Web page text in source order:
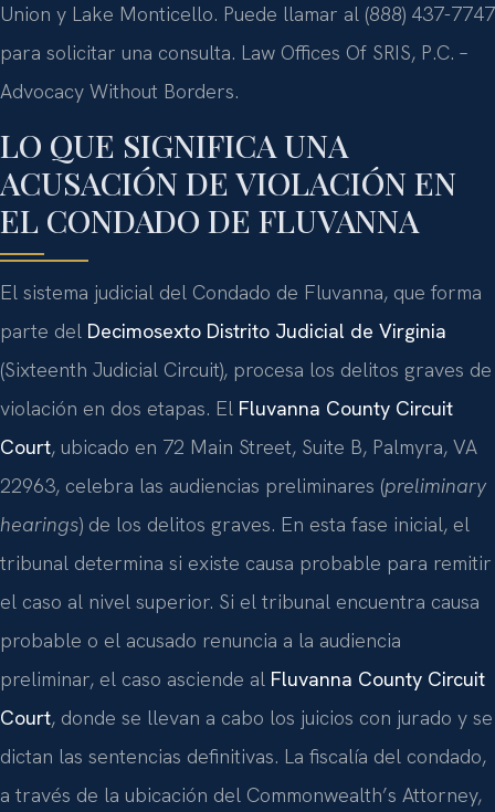
Union y Lake Monticello. Puede llamar al (888) 437-7747
para solicitar una consulta. Law Offices Of SRIS, P.C. –
Advocacy Without Borders.
LO QUE SIGNIFICA UNA
ACUSACIÓN DE VIOLACIÓN EN
EL CONDADO DE FLUVANNA
El sistema judicial del Condado de Fluvanna, que forma
parte del Decimosexto Distrito Judicial de Virginia
(Sixteenth Judicial Circuit), procesa los delitos graves de
violación en dos etapas. El Fluvanna County Circuit
Court, ubicado en 72 Main Street, Suite B, Palmyra, VA
22963, celebra las audiencias preliminares (preliminary
hearings) de los delitos graves. En esta fase inicial, el
tribunal determina si existe causa probable para remitir
el caso al nivel superior. Si el tribunal encuentra causa
probable o el acusado renuncia a la audiencia
preliminar, el caso asciende al Fluvanna County Circuit
Court, donde se llevan a cabo los juicios con jurado y se
dictan las sentencias definitivas. La fiscalía del condado,
a través de la ubicación del Commonwealth’s Attorney,